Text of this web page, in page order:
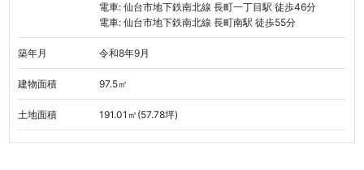
電車: 仙台市地下鉄南北線 長町一丁目駅 徒歩46分
電車: 仙台市地下鉄南北線 長町南駅 徒歩55分
築年月 令和8年9月
建物面積 97.5㎡
土地面積 191.01㎡(57.78坪)